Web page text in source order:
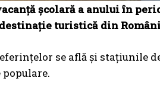
școlară a anului în
turistică din
se află și stațiunile